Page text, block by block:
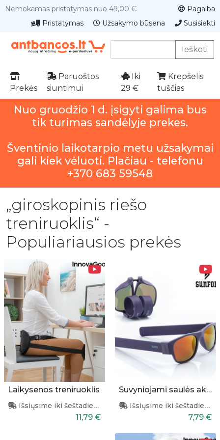
Nemokamas pristatymas nuo 49,00 €
Pagalba
Pristatymas
Užsakymo būsena Susisiekti
Ieškoti
Prekės
Paruoštos
siuntimui
Iki
29 €
Krepšelis
tuščias
Nuo gruodžio 1 d. įsigyti galima bus
tik turimas sandėlyje prekes.
Šventinio laikotarpio metu užsakymai
gali kiek vėluoti. Plačiau - telefonu
+370 683 59548
„giroskopinis riešo
treniruoklis“ -
Populiariausios prekės
Laikysenos treniruoklis
Išsiųsime iki šeštadienio
11,79 €
Suvyniojami saulės akiniai (violetiniai)
Išsiųsime iki šeštadienio
7,79 €